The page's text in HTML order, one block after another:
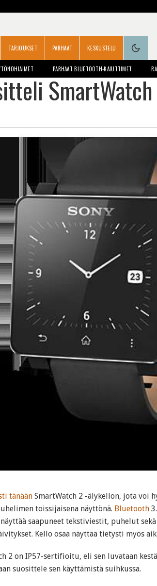
TARJOUKSET PARHAAT KESKUSTELU
PARHAAT BLUETOOTH-KAIUTTIMET
tänään SmartWatch 2 -älykellon, jota voi
toissijaisena näyttönä. Bluetooth
näyttää saapuneet tekstiviestit, puhelut
Kello osaa näyttää tietysti myös
2 on IP57-sertifioitu, eli sen luvataan
suosittele sen käyttämistä suihkussa.